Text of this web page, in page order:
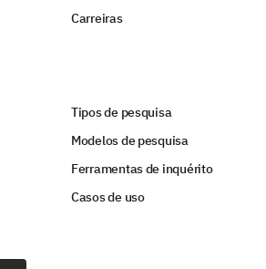
Carreiras
Tipos de pesquisa
Modelos de pesquisa
Ferramentas de inquérito
Casos de uso